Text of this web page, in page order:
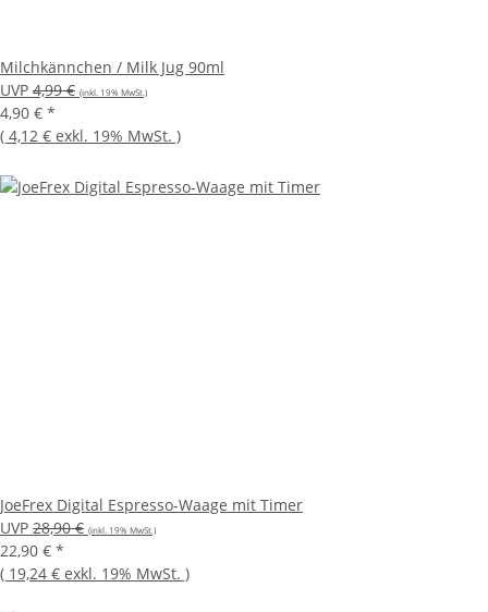
Milchkännchen / Milk Jug 90ml
UVP 4,99 € (inkl. 19% MwSt.)
4,90 € *
( 4,12 € exkl. 19% MwSt. )
JoeFrex Digital Espresso-Waage mit Timer
UVP 28,90 € (inkl. 19% MwSt.)
22,90 € *
( 19,24 € exkl. 19% MwSt. )